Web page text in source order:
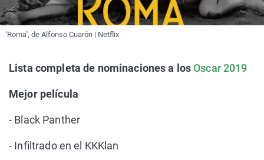
'Roma', de Alfonso Cuarón | Netflix
Lista completa de nominaciones a los Oscar 2019
Mejor película
- Black Panther
- Infiltrado en el KKKlan